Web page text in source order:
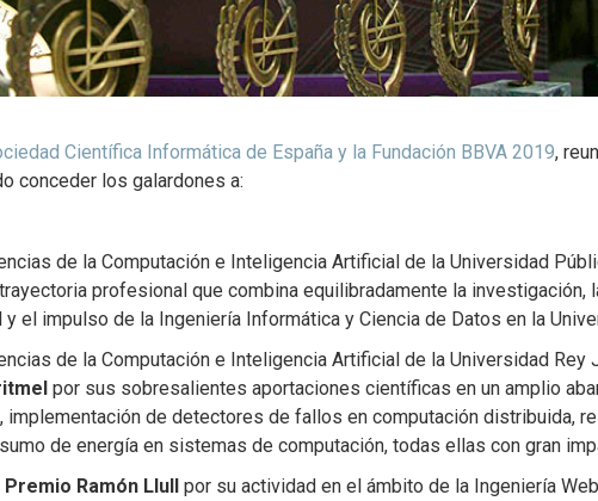
Científica Informática de España y la Fundación BBVA 2019,
conceder los galardones a:
de la Computación e Inteligencia Artificial de la Universidad
profesional que combina equilibradamente la investigación,
el impulso de la Ingeniería Informática y Ciencia de Datos en la
de la Computación e Inteligencia Artificial de la Universidad
por sus sobresalientes aportaciones científicas en un amplio
de detectores de fallos en computación distribuida,
de energía en sistemas de computación, todas ellas con gran
Premio Ramón Llull por su actividad en el ámbito de la Ingeniería